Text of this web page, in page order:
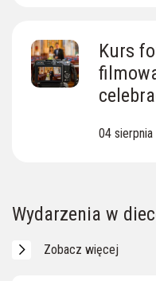
Kurs
04 sierpnia
Wydarzenia w
Zobacz więcej